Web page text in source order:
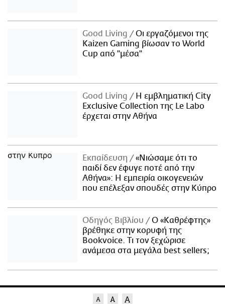
Good Living
Οι εργαζόμενοι της
Kaizen Gaming βίωσαν το World
Cup από "μέσα"
Good Living
Η εμβληματική City
Exclusive Collection της Le Labo
έρχεται στην Αθήνα
Εκπαίδευση
«Νιώσαμε ότι το
παιδί δεν έφυγε ποτέ από την
Αθήνα»: Η εμπειρία οικογενειών
που επέλεξαν σπουδές στην Κύπρο
Οδηγός Βιβλίου
Ο «Καθρέφτης»
βρέθηκε στην κορυφή της
Bookvoice. Τι τον ξεχώρισε
ανάμεσα στα μεγάλα best sellers;